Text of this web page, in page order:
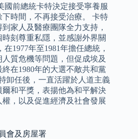
國前總統卡特決定接受寧養服
時間，不再接受治療。 卡特
家人及醫療團隊全力支持，
刻尊重私隱，並感謝外界關
1977年至1981年擔任總統，
質危機等問題，但促成埃及
在1980年的大選不敵共和黨
卸任後，一直活躍於人道主義
爾和平獎，表揚他為和平解決
，以及促進經濟及社會發展
會及房屋署